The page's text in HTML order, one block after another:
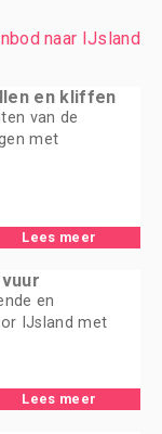
naar IJsland
en kliffen
van de
met
Lees meer
en
IJsland met
Lees meer